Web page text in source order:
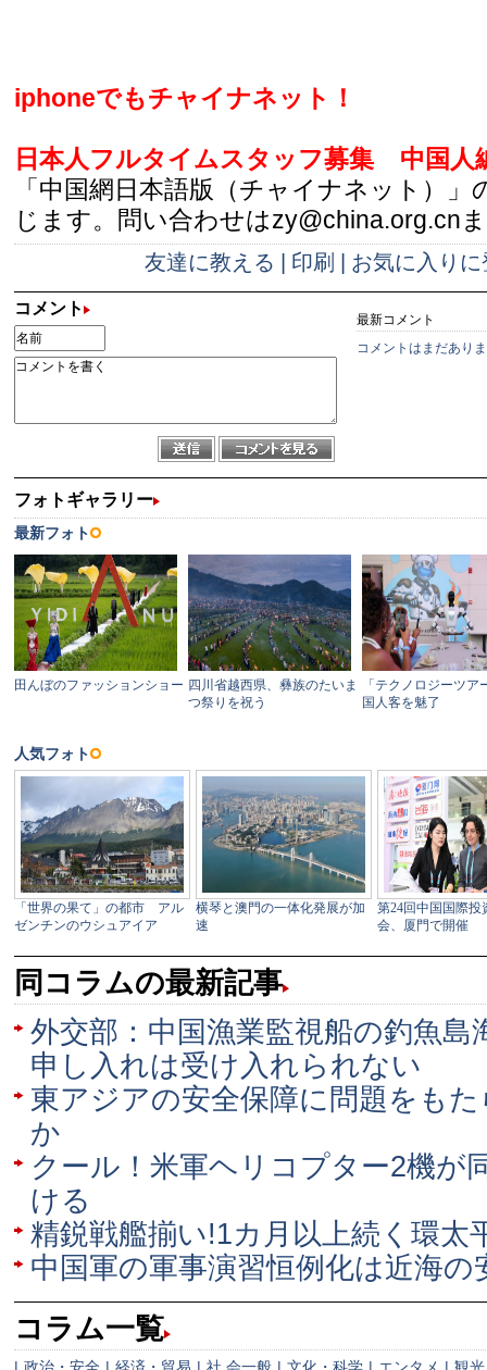
iphoneでもチャイナネット！
日本人フルタイムスタッフ募集
中国人
「中国網日本語版（チャイナネット）」
じます。問い合わせはzy@china.org.cn
友達に教える 印刷 お気に入りに
コメント
最新コメント
コメントはまだあり
同コラムの最新記事
外交部：中国漁業監視船の釣魚島
申し入れは受け入れられない
東アジアの安全保障に問題をも
か
クール！米軍ヘリコプター2機が
ける
精鋭戦艦揃い!1カ月以上続く環太
中国軍の軍事演習恒例化は近海の
コラム一覧